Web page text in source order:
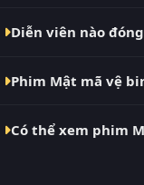
Diễn viên nào
Hannah
Phim Mật mã vệ
Guardian Code
Có thể xem phim